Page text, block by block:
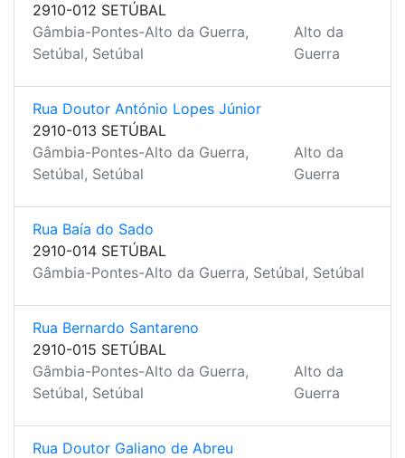
2910-012 SETÚBAL
Gâmbia-Pontes-Alto da Guerra,
Setúbal, Setúbal
Alto da
Guerra
Rua Doutor António Lopes Júnior
2910-013 SETÚBAL
Gâmbia-Pontes-Alto da Guerra,
Setúbal, Setúbal
Alto da
Guerra
Rua Baía do Sado
2910-014 SETÚBAL
Gâmbia-Pontes-Alto da Guerra, Setúbal, Setúbal
Rua Bernardo Santareno
2910-015 SETÚBAL
Gâmbia-Pontes-Alto da Guerra,
Setúbal, Setúbal
Alto da
Guerra
Rua Doutor Galiano de Abreu